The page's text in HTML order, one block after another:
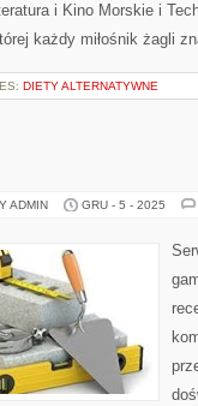
i Kino Morskie i
każdy miłośnik żagli
DIETY ALTERNATYWNE
ADMIN GRU - 5 - 2025